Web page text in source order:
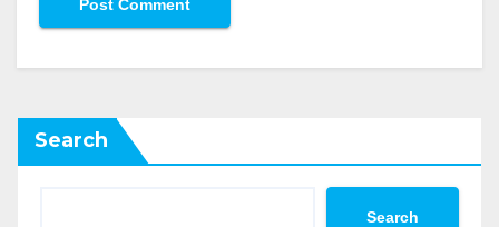
Search
Search